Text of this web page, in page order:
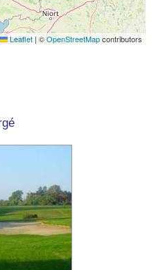
Leaflet | ©OpenStreetMapcontributors